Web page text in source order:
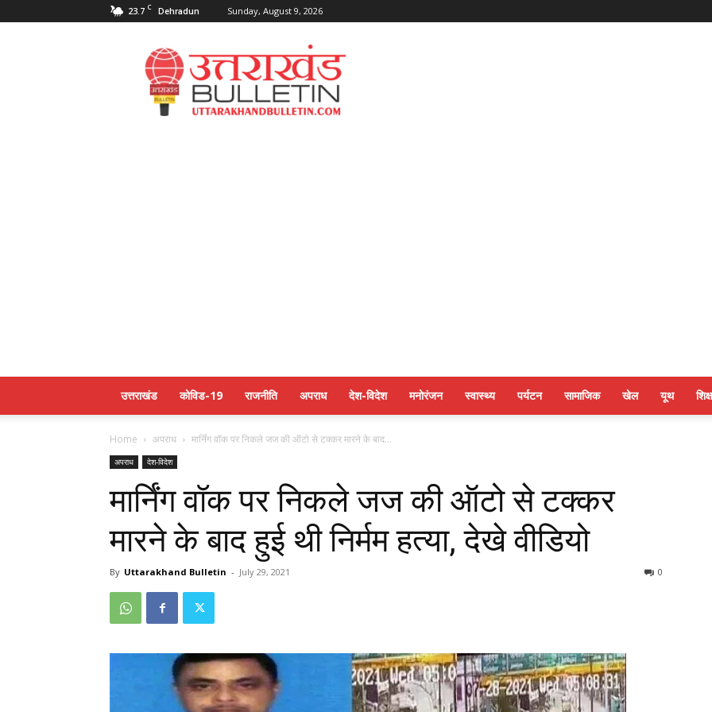
23.7 C Dehradun Sunday, August 9, 2026
Uttarakahnd
Bulletin
उत्तराखंड कोविड-19 राजनीति अपराध देश-विदेश मनोरंजन स्वास्थ्य पर्यटन सामाजिक खेल यूथ
Home अपराध मार्निंग वॉक पर निकले जज की ऑटो से टक्कर मारने के बाद...
अपराध देश-विदेश
मार्निंग वॉक पर निकले जज की ऑटो से टक्कर
मारने के बाद हुई थी निर्मम हत्या, देखे वीडियो
By Uttarakhand Bulletin - July 29, 2021 0